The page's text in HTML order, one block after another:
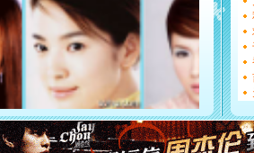
能正大
天都要快
[圣诞节]
如意,快
[元旦]
断电。
你是我
[元旦]如
起；二是
离。水晶